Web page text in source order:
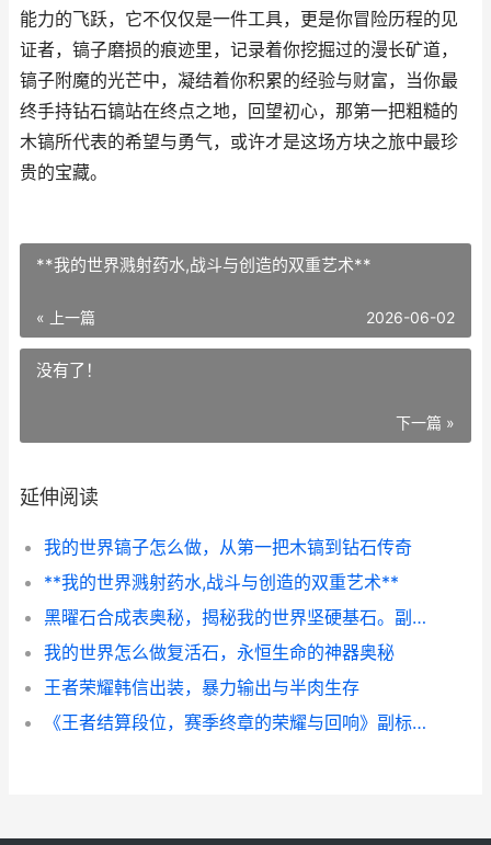
能力的飞跃，它不仅仅是一件工具，更是你冒险历程的见
证者，镐子磨损的痕迹里，记录着你挖掘过的漫长矿道，
镐子附魔的光芒中，凝结着你积累的经验与财富，当你最
终手持钻石镐站在终点之地，回望初心，那第一把粗糙的
木镐所代表的希望与勇气，或许才是这场方块之旅中最珍
贵的宝藏。
**我的世界溅射药水,战斗与创造的双重艺术**
« 上一篇 2026-06-02
没有了！
下一篇 »
延伸阅读
我的世界镐子怎么做，从第一把木镐到钻石传奇
**我的世界溅射药水,战斗与创造的双重艺术**
黑曜石合成表奥秘，揭秘我的世界坚硬基石。副标题：从熔岩到传送门，坚硬材料的获取与运用之道。
我的世界怎么做复活石，永恒生命的神器奥秘
王者荣耀韩信出装，暴力输出与半肉生存
《王者结算段位，赛季终章的荣耀与回响》副标题：一段征程的句点与新章序曲